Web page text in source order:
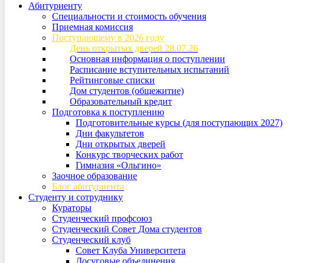
Абитуриенту
Специальности и стоимость обучения
Приемная комиссия
Поступающему в 2026 году
День открытых дверей 28.07.26
Основная информация о поступлении
Расписание вступительных испытаний
Рейтинговые списки
Дом студентов (общежитие)
Образовательный кредит
Подготовка к поступлению
Подготовительные курсы (для поступающих 2027)
Дни факультетов
Дни открытых дверей
Конкурс творческих работ
Гимназия «Ольгино»
Заочное образование
Блог абитуриента
Студенту и сотруднику
Кураторы
Студенческий профсоюз
Студенческий Совет Дома студентов
Студенческий клуб
Совет Клуба Университета
Досуговые объединения